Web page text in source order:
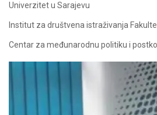
Univerzitet u Sarajevu
Institut za društvena istraživanja
Centar za međunarodnu politiku i